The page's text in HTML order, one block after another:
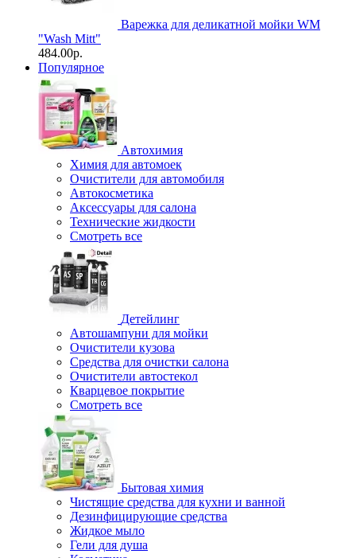
Варежка для деликатной мойки WM
"Wash Mitt"
484.00р.
Популярное
Автохимия
Химия для автомоек
Очистители для автомобиля
Автокосметика
Аксессуары для салона
Технические жидкости
Смотреть все
Детейлинг
Автошампуни для мойки
Очистители кузова
Средства для очистки салона
Очистители автостекол
Кварцевое покрытие
Смотреть все
Бытовая химия
Чистящие средства для кухни и ванной
Дезинфицирующие средства
Жидкое мыло
Гели для душа